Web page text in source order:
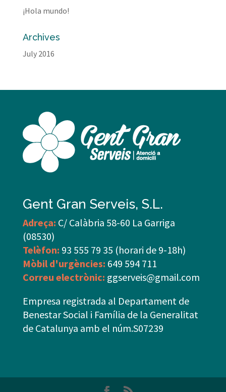
¡Hola mundo!
Archives
July 2016
Gent Gran Serveis, S.L.
Adreça: C/ Calàbria 58-60 La Garriga
(08530)
Telèfon: 93 555 79 35 (horari de 9-18h)
Mòbil d'urgències: 649 594 711
Correu electrònic: ggserveis@gmail.com
Empresa registrada al Departament de
Benestar Social i Família de la Generalitat
de Catalunya amb el núm.S07239